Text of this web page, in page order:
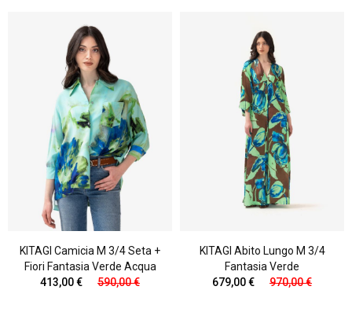
KITAGI Camicia M 3/4 Seta +
Fiori Fantasia Verde Acqua
413,00 €
590,00 €
KITAGI Abito Lungo M 3/4
Fantasia Verde
679,00 €
970,00 €